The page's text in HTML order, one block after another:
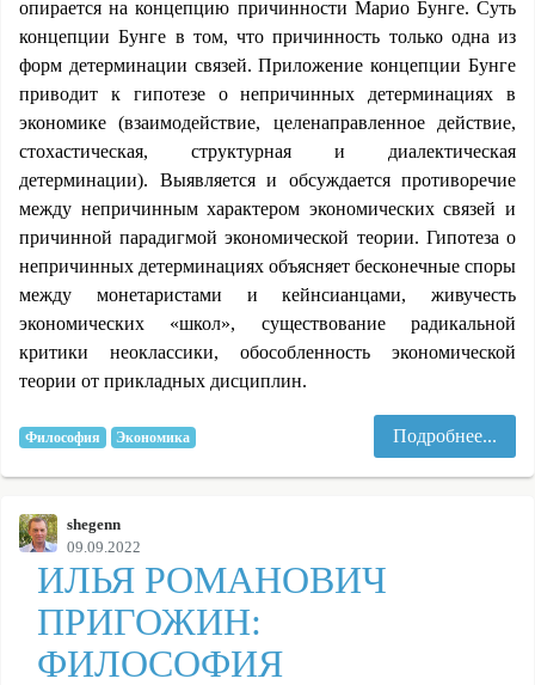
опирается на концепцию причинности Марио Бунге. Суть
концепции Бунге в том, что причинность только одна из
форм детерминации связей. Приложение концепции Бунге
приводит к гипотезе о непричинных детерминациях в
экономике (взаимодействие, целенаправленное действие,
стохастическая, структурная и диалектическая
детерминации). Выявляется и обсуждается противоречие
между непричинным характером экономических связей и
причинной парадигмой экономической теории. Гипотеза о
непричинных детерминациях объясняет бесконечные споры
между монетаристами и кейнсианцами, живучесть
экономических «школ», существование радикальной
критики неоклассики, обособленность экономической
теории от прикладных дисциплин.
Философия Экономика Подробнее...
shegenn
09.09.2022
ИЛЬЯ РОМАНОВИЧ
ПРИГОЖИН:
ФИЛОСОФИЯ